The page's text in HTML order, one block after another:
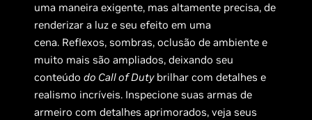
uma maneira exigente, mas altamente precisa, de
renderizar a luz e seu efeito em uma
cena. Reflexos, sombras, oclusão de ambiente e
muito mais são ampliados, deixando seu
conteúdodo Call of Dutybrilhar com detalhes e
realismo incríveis. Inspecione suas armas de
armeiro com detalhes aprimorados, veja seus